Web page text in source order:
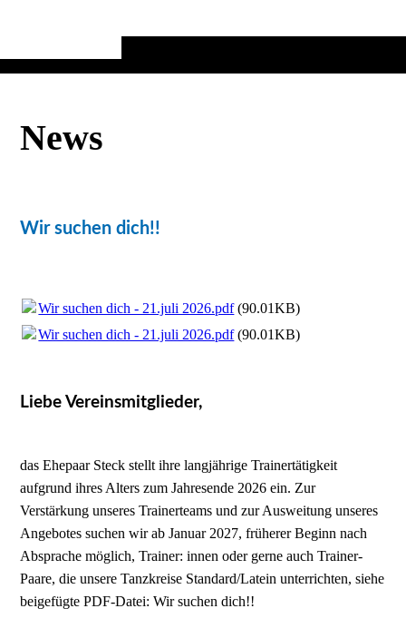
News
Wir suchen dich!!
Wir suchen dich - 21.juli 2026.pdf(90.01KB)
Wir suchen dich - 21.juli 2026.pdf(90.01KB)
Liebe Vereinsmitglieder,
das Ehepaar Steck stellt ihre langjährige Trainertätigkeit
aufgrund ihres Alters zum Jahresende 2026 ein. Zur
Verstärkung unseres Trainerteams und zur Ausweitung unseres
Angebotes suchen wir ab Januar 2027, früherer Beginn nach
Absprache möglich, Trainer: innen oder gerne auch Trainer-
Paare, die unsere Tanzkreise Standard/Latein unterrichten, siehe
beigefügte PDF-Datei: Wir suchen dich!!